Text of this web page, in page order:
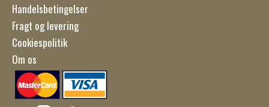
Handelsbetingelser
Fragt og levering
Cookiespolitik
Om os